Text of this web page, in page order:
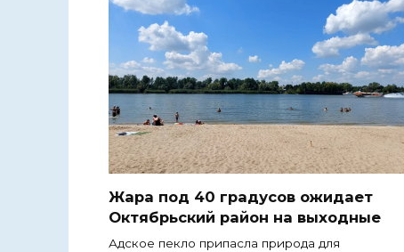
Жара под 40 градусов ожидает
Октябрьский район на выходные
Адское пекло припасла природа для